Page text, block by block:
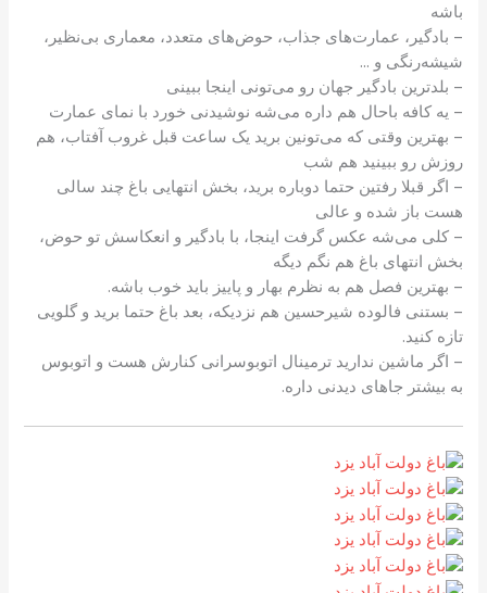
باشه
– بادگیر، عمارت‌های جذاب، حوض‌های متعدد، معماری بی‌نظیر،
شیشه‌رنگی و …
– بلدترین بادگیر جهان رو می‌تونی اینجا ببینی
– یه کافه باحال هم داره می‌شه نوشیدنی خورد با نمای عمارت
– بهترین وقتی که می‌تونین برید یک ساعت قبل غروب آفتاب، هم
روزش رو ببینید هم شب
– اگر قبلا رفتین حتما دوباره برید، بخش انتهایی باغ چند سالی
هست باز شده و عالی
– کلی می‌شه عکس گرفت اینجا، با بادگیر و انعکاسش تو حوض،
بخش انتهای باغ هم نگم دیگه
– بهترین فصل هم به نظرم بهار و پاییز باید خوب باشه.
– بستنی فالوده شیرحسین هم نزدیکه، بعد باغ حتما برید و گلویی
تازه کنید.
– اگر ماشین ندارید ترمینال اتوبوسرانی کنارش هست و اتوبوس
به بیشتر جاهای دیدنی داره.